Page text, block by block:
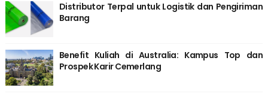
Distributor Terpal untuk Logistik dan Pengiriman
Barang
Benefit Kuliah di Australia: Kampus Top dan
Prospek Karir Cemerlang